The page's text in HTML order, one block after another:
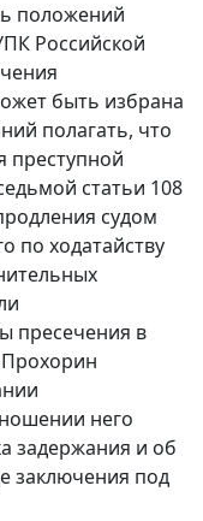
положений
Российской
быть избрана
полагать, что
преступной
статьи 108
судом
по ходатайству
пресечения в
него
задержания и об
заключения под